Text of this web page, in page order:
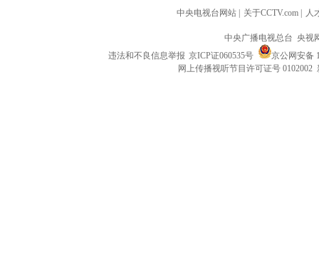
中央电视台网站 关于CCTV.com 人
中央广播电视总台 央视
违法和不良信息举报 京ICP证060535号
京公网安备
网上传播视听节目许可证号 0102002